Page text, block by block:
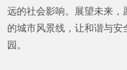
远的社会影响。展望未来
的城市风景线，让和谐与
园。